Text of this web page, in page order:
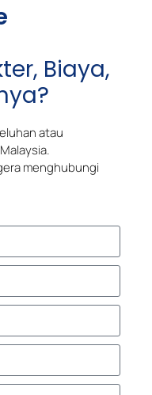
Biaya,
atau
menghubungi